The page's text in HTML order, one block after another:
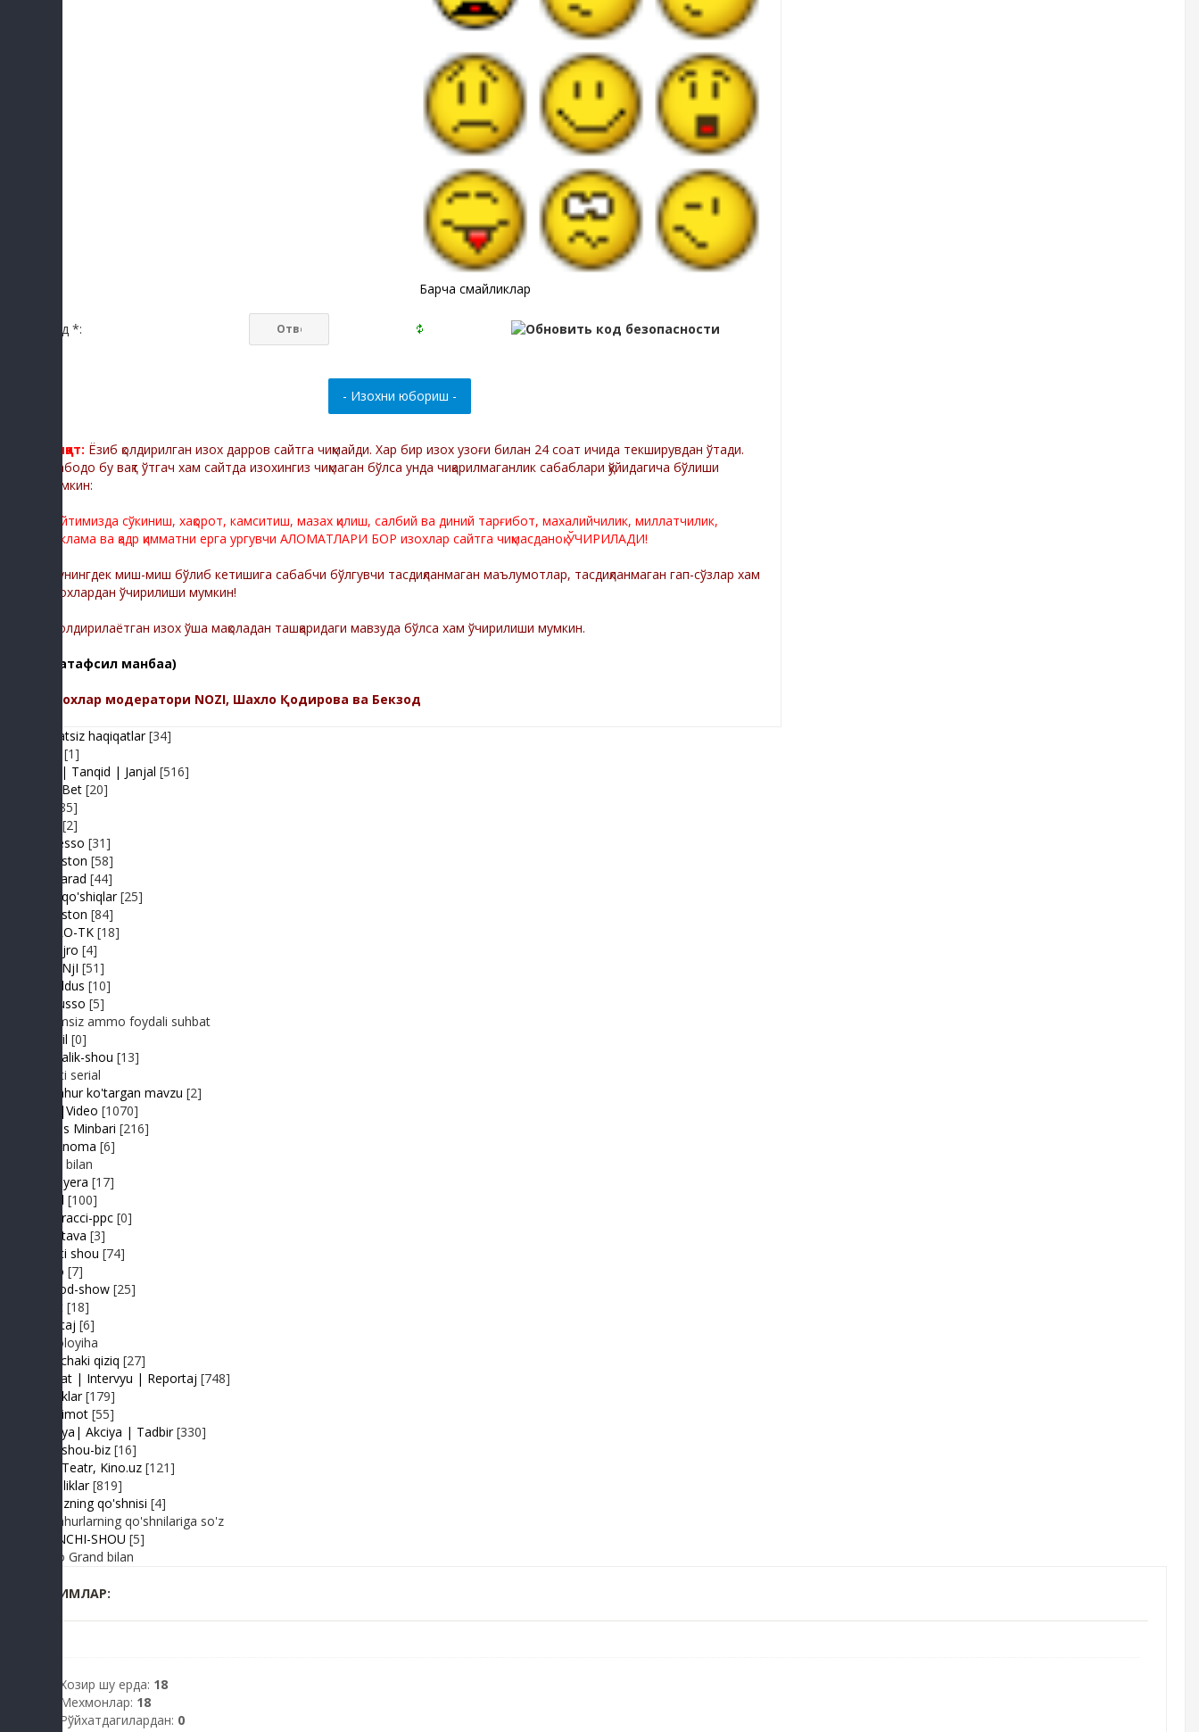
Барча смайликлар
Код *:
Диққат: Ёзиб қолдирилган изох дарров сайтга чиқмайди. Хар бир изох узоғи билан 24 соат ичида текширувдан ўтади.
Мабодо бу вақт ўтгач хам сайтда изохингиз чиқмаган бўлса унда чиқарилмаганлик сабаблари қўйидагича бўлиши
мумкин:
Сайтимизда сўкиниш, хақорот, камситиш, мазах қилиш, салбий ва диний тарғибот, махалийчилик, миллатчилик,
реклама ва қадр қимматни ерга ургувчи АЛОМАТЛАРИ БОР изохлар сайтга чиқмасданоқ ЎЧИРИЛАДИ!
Шунингдек миш-миш бўлиб кетишига сабабчи бўлгувчи тасдиқланмаган маълумотлар, тасдиқланмаган гап-сўзлар хам
изохлардан ўчирилиши мумкин!
-Қолдирилаётган изох ўша мақоладан ташқаридаги мавзуда бўлса хам ўчирилиши мумкин.
(батафсил манбаа)
Изохлар модератори NOZI, Шахло Қодирова ва Бекзод
Adolatsiz haqiqatlar [34]
[1]
Baxs| Tanqid | Janjal [516]
BeshBet [20]
[85]
[2]
Expresso [31]
FIKRiston [58]
Hit-Parad [44]
Ijara qo'shiqlar [25]
IJODiston [84]
IMPRO-TK [18]
Jonli ijro [4]
JuMaNjI [51]
JurYuldus [10]
Kaktusso [5]
Yoqimsiz ammo foydali suhbat
Kongil [0]
Kundalik-shou [13]
Realiti serial
Mashhur ko'targan mavzu [2]
MP3|Video [1070]
Muhlis Minbari [216]
Ovoznoma [6]
Luiza bilan
Premyera [17]
Prikol [100]
Paparacci-ppc [0]
Podstava [3]
Realiti shou [74]
Retro [7]
Sayyod-show [25]
Sport [18]
Shantaj [6]
Videoloyiha
Shunchaki qiziq [27]
Suhbat | Intervyu | Reportaj [748]
Tabriklar [179]
Taqdimot [55]
Hayriya| Akciya | Tadbir [330]
Turk shou-biz [16]
TV | Teatr, Kino.uz [121]
Yangiliklar [819]
Yulduzning qo'shnisi [4]
Mashhurlarning qo'shnilariga so'z
BIRINCHI-SHOU [5]
Radio Grand bilan
КИМЛАР:
Хозир шу ерда: 18
Мехмонлар: 18
Рўйхатдагилардан: 0